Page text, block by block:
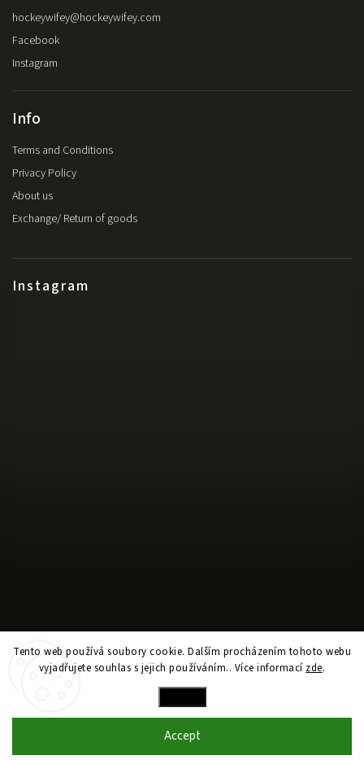
Tento web používá soubory cookie. Dalším procházením tohoto webu
vyjadřujete souhlas s jejich používáním.. Více informací zde.
Accept
hockeywifey@hockeywifey.com
Facebook
Instagram
Instagram
Follow on Instagram
Info
Terms and Conditions
Privacy Policy
About us
Exchange/ Return of goods